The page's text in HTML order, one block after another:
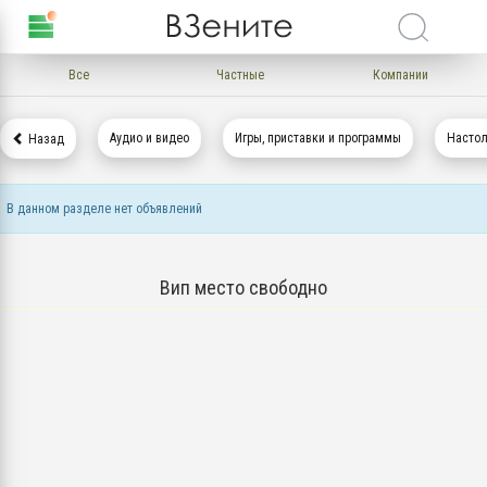
Все Частные Компании
Назад Аудио и видео Игры, приставки и программы
В данном разделе нет объявлений
Вип место свободно